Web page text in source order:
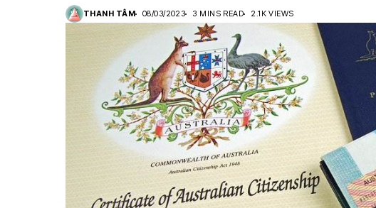
THANH TÂM 08/03/2023 3 MINS READ 2.1K VIEWS